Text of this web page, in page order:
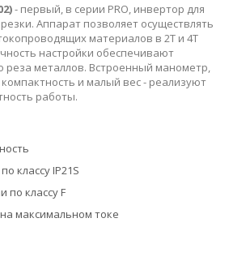
- первый, в серии PRO, инвертор для
Аппарат позволяет осуществлять
материалов в 2Т и 4Т
настройки обеспечивают
реза металлов. Встроенный манометр,
и малый вес - реализуют
работы.
классу IP21S
по классу F
максимальном токе